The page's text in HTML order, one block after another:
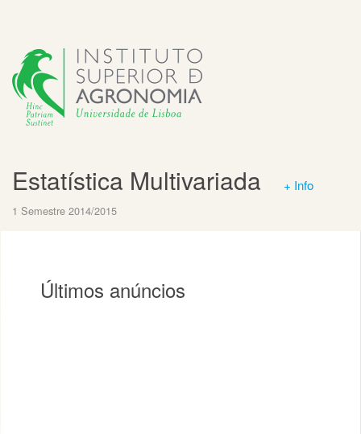
Estatística Multivariada + Info
1 Semestre 2014/2015
Últimos anúncios